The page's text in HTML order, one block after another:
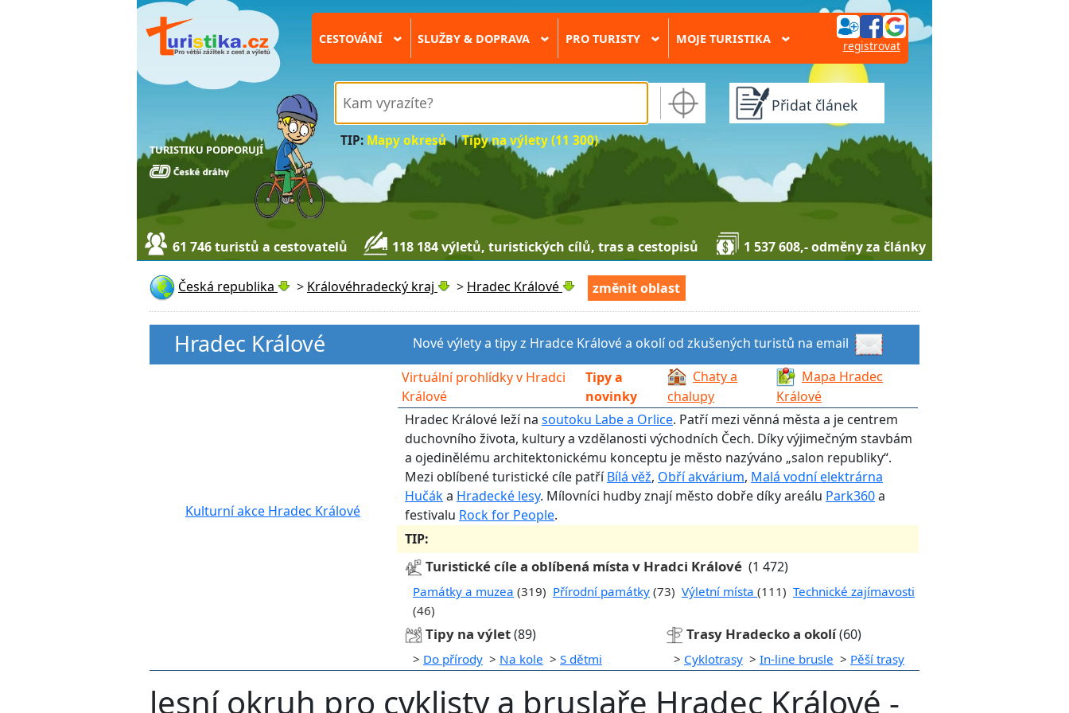
TURISTIKU PODPORUJÍ
CESTOVÁNÍ › SLUŽBY & DOPRAVA › PRO TURISTY › MOJE TURISTIKA › registrovat
TIP: Mapy okresů|Tipy na výlety (11 300)
Přidat článek
61 746 turistů a cestovatelů 118 184 výletů, turistických cílů, tras a cestopisů 1 537 608,- odměny za články
Česká republika > Královéhradecký kraj > Hradec Králové změnit oblast
Hradec Králové Nové výlety a tipy z Hradce Králové a okolí od zkušených turistů na email
Kulturní akce Hradec Králové
Virtuální prohlídky v Hradci
Králové
Tipy a
novinky
Chaty a
chalupy
Mapa Hradec
Králové
Hradec Králové leží na soutoku Labe a Orlice. Patří mezi věnná města a je centrem
duchovního života, kultury a vzdělanosti východních Čech. Díky výjimečným stavbám
a ojedinělému architektonickému konceptu je město nazýváno „salon republiky“.
Mezi oblíbené turistické cíle patříBílá věž, Obří akvárium, Malá vodní elektrárna
Hučáka Hradecké lesy. Mílovníci hudby znají město dobře díky areálu Park360a
festivalu Rock for People.
TIP:
Turistické cíle a oblíbená místa v Hradci Králové (1 472)
Památky a muzea (319) Přírodní památky (73) Výletní místa (111) Technické zajímavosti
(46)
Tipy na výlet(89) Trasy Hradecko a okolí(60)
> Do přírody > Na kole > S dětmi > Cyklotrasy > In-line brusle > Pěší trasy
lesní okruh pro cyklisty a bruslaře Hradec Králové -